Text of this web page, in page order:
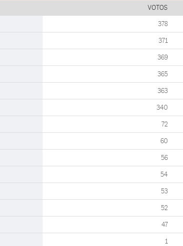
VOTOS
378
371
369
365
363
340
72
60
56
54
53
52
47
1